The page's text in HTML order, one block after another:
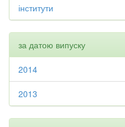
інститути
за датою випуску
2014
2013